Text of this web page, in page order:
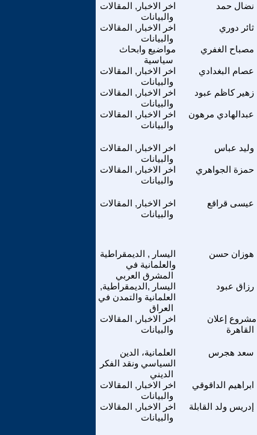
اخر الاخبار, المقالات
والبيانات
نضال حمد
اخر الاخبار, المقالات
والبيانات
ثائر دوري
مواضيع وابحاث
سياسية
مصباح الغفري
اخر الاخبار, المقالات
والبيانات
عصام البغدادي
اخر الاخبار, المقالات
والبيانات
زهير كاظم عبود
اخر الاخبار, المقالات
والبيانات
عبدالهادي مرهون
اخر الاخبار, المقالات
والبيانات
وليد عباس
اخر الاخبار, المقالات
والبيانات
حمزة الجواهري
اخر الاخبار, المقالات
والبيانات
عيسى قراقع
اليسار , الديمقراطية
والعلمانية في
المشرق العربي
هوزان حسن
اليسار ,الديمقراطية,
العلمانية والتمدن في
العراق
رزاق عبود
اخر الاخبار, المقالات
والبيانات
مشروع إعلان
القاهرة
العلمانية، الدين
السياسي ونقد الفكر
الديني
سعد هجرس
اخر الاخبار, المقالات
والبيانات
ابراهيم الداقوقي
اخر الاخبار, المقالات
والبيانات
إدريس ولد القابلة